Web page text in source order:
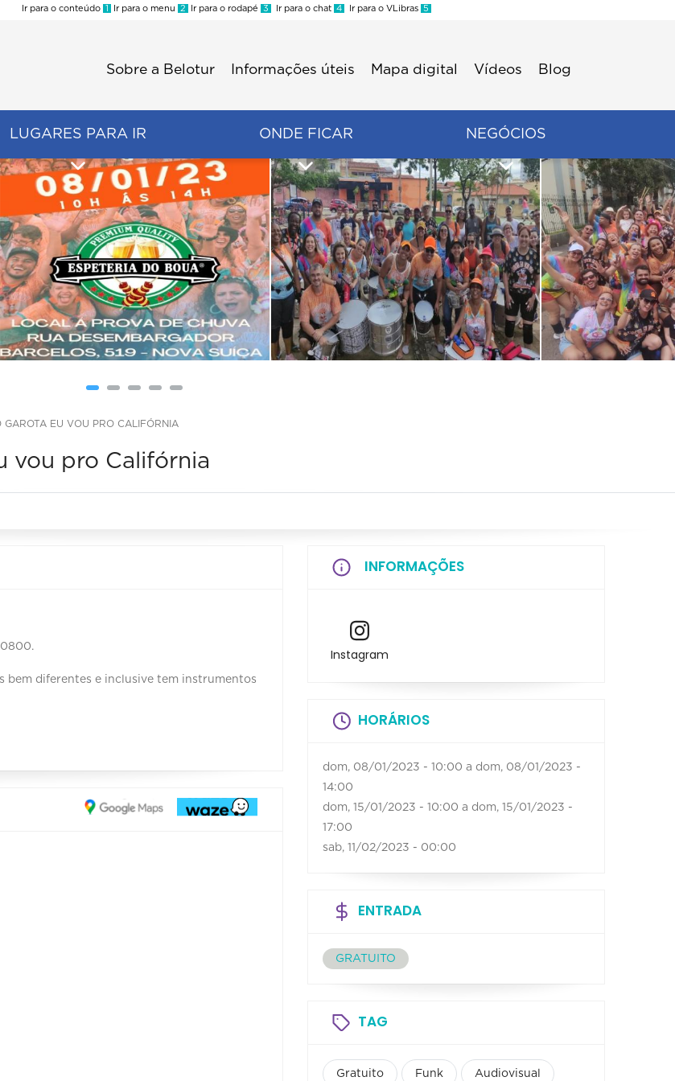
Ir para o conteúdo 1 Ir para o menu 2 Ir para o rodapé 3 Ir para o chat 4 Ir para o VLibras 5
Sobre a Belotur Informações úteis Mapa digital Vídeos Blog
LUGARES PARA IR ONDE FICAR NEGÓCIOS
GAROTA EU VOU PRO CALIFÓRNIA
vou pro Califórnia
0800.
bem diferentes e inclusive tem instrumentos
INFORMAÇÕES
Instagram
HORÁRIOS
dom, 08/01/2023 - 10:00 a dom, 08/01/2023 -
14:00
dom, 15/01/2023 - 10:00 a dom, 15/01/2023 -
17:00
sab, 11/02/2023 - 00:00
ENTRADA
GRATUITO
TAG
Gratuito Funk Audiovisual